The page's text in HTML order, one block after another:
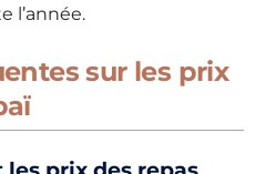
l’année.
sur les prix